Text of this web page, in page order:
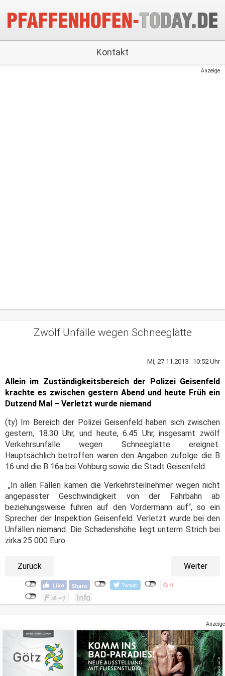
Kontakt
Anzeige
Zwölf Unfälle wegen Schneeglätte
Mi, 27.11.2013 10:52 Uhr
Allein im Zuständigkeitsbereich der Polizei Geisenfeld
krachte es zwischen gestern Abend und heute Früh ein
Dutzend Mal – Verletzt wurde niemand
(ty) Im Bereich der Polizei Geisenfeld haben sich zwischen
gestern, 18.30 Uhr, und heute, 6.45 Uhr, insgesamt zwölf
Verkehrsunfälle wegen Schneeglätte ereignet.
Hauptsächlich betroffen waren den Angaben zufolge die B
16 und die B 16a bei Vohburg sowie die Stadt Geisenfeld.
„In allen Fällen kamen die Verkehrsteilnehmer wegen nicht
angepasster Geschwindigkeit von der Fahrbahn ab
beziehungsweise fuhren auf den Vordermann auf“, so ein
Sprecher der Inspektion Geisenfeld. Verletzt wurde bei den
Unfällen niemand. Die Schadenshöhe liegt unterm Strich bei
zirka 25 000 Euro.
Zurück Weiter
Anzeige